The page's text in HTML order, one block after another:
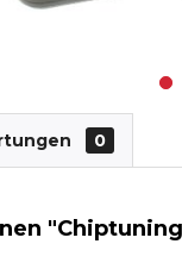
0
"Chiptuning